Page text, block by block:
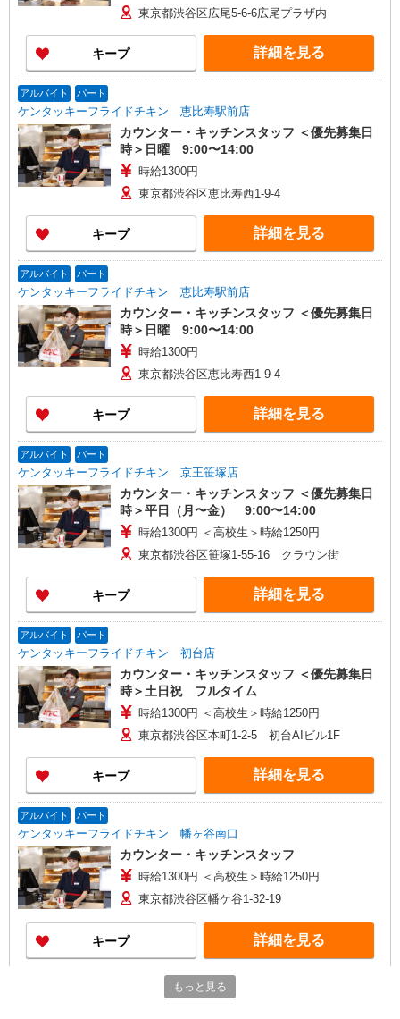
東京都渋谷区広尾5-6-6広尾プラザ内
キープ 詳細を見る
アルバイト パート
ケンタッキーフライドチキン 恵比寿駅前店
カウンター・キッチンスタッフ ＜優先募集日
時＞日曜 9:00〜14:00
時給1300円
東京都渋谷区恵比寿西1-9-4
キープ 詳細を見る
アルバイト パート
ケンタッキーフライドチキン 恵比寿駅前店
カウンター・キッチンスタッフ ＜優先募集日
時＞日曜 9:00〜14:00
時給1300円
東京都渋谷区恵比寿西1-9-4
キープ 詳細を見る
アルバイト パート
ケンタッキーフライドチキン 京王笹塚店
カウンター・キッチンスタッフ ＜優先募集日
時＞平日（月〜金） 9:00〜14:00
時給1300円 ＜高校生＞時給1250円
東京都渋谷区笹塚1-55-16 クラウン街
キープ 詳細を見る
アルバイト パート
ケンタッキーフライドチキン 初台店
カウンター・キッチンスタッフ ＜優先募集日
時＞土日祝 フルタイム
時給1300円 ＜高校生＞時給1250円
東京都渋谷区本町1-2-5 初台AIビル1F
キープ 詳細を見る
アルバイト パート
ケンタッキーフライドチキン 幡ヶ谷南口
カウンター・キッチンスタッフ
時給1300円 ＜高校生＞時給1250円
東京都渋谷区幡ケ谷1-32-19
キープ 詳細を見る
ケンタッキーフライドチキン エリアスタッフ初台店
もっと見る